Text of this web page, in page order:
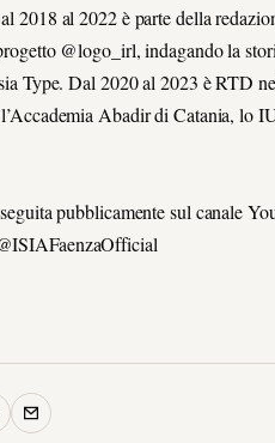
2018 al 2022 è parte della
@logo_irl, indagando la
Type. Dal 2020 al 2023 è RTD
l’Accademia Abadir di Catania,
pubblicamente sul canale